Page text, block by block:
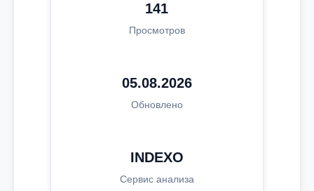
141
Просмотров
05.08.2026
Обновлено
INDEXO
Сервис анализа